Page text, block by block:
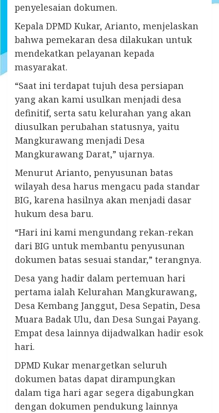
penyelesaian dokumen.
Kepala DPMD Kukar, Arianto, menjelaskan
bahwa pemekaran desa dilakukan untuk
mendekatkan pelayanan kepada
masyarakat.
“Saat ini terdapat tujuh desa persiapan
yang akan kami usulkan menjadi desa
definitif, serta satu kelurahan yang akan
diusulkan perubahan statusnya, yaitu
Mangkurawang menjadi Desa
Mangkurawang Darat,” ujarnya.
Menurut Arianto, penyusunan batas
wilayah desa harus mengacu pada standar
BIG, karena hasilnya akan menjadi dasar
hukum desa baru.
“Hari ini kami mengundang rekan-rekan
dari BIG untuk membantu penyusunan
dokumen batas sesuai standar,” terangnya.
Desa yang hadir dalam pertemuan hari
pertama ialah Kelurahan Mangkurawang,
Desa Kembang Janggut, Desa Sepatin, Desa
Muara Badak Ulu, dan Desa Sungai Payang.
Empat desa lainnya dijadwalkan hadir esok
hari.
DPMD Kukar menargetkan seluruh
dokumen batas dapat dirampungkan
dalam tiga hari agar segera digabungkan
dengan dokumen pendukung lainnya